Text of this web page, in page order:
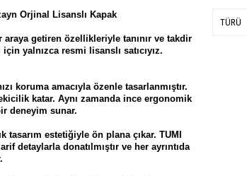
Orjinal Lisanslı Kapak
araya getiren özellikleriyle tanınır ve takdir
yalnızca resmi lisanslı satıcıyız.
koruma amacıyla özenle tasarlanmıştır.
katar. Aynı zamanda ince ergonomik
deneyim sunar.
tasarım estetiğiyle ön plana çıkar. TUMI
detaylarla donatılmıştır ve her ayrıntıda
TÜRÜ